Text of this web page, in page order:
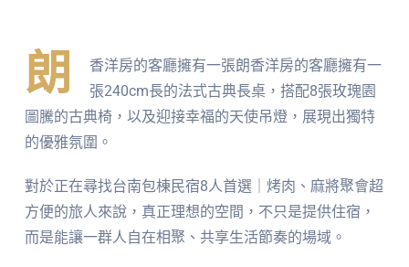
朗
香洋房的客廳擁有一張朗香洋房的客廳擁有一
張240cm長的法式古典長桌，搭配8張玫瑰園
圖騰的古典椅，以及迎接幸福的天使吊燈，展現出獨特
的優雅氛圍。
對於正在尋找台南包棟民宿8人首選｜烤肉、麻將聚會超
方便的旅人來說，真正理想的空間，不只是提供住宿，
而是能讓一群人自在相聚、共享生活節奏的場域。